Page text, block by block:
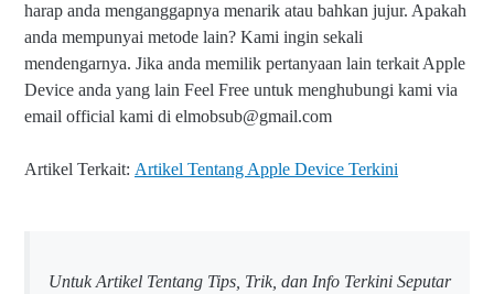
harap anda menganggapnya menarik atau bahkan jujur. Apakah
anda mempunyai metode lain? Kami ingin sekali
mendengarnya. Jika anda memilik pertanyaan lain terkait Apple
Device anda yang lain Feel Free untuk menghubungi kami via
email official kami di elmobsub@gmail.com
Artikel Terkait: Artikel Tentang Apple Device Terkini
Untuk Artikel Tentang Tips, Trik, dan Info Terkini Seputar